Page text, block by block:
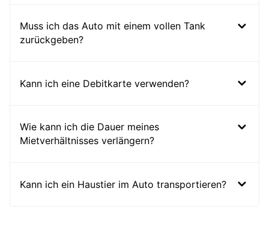
Muss ich das Auto mit einem vollen Tank
zurückgeben?
Kann ich eine Debitkarte verwenden?
Wie kann ich die Dauer meines
Mietverhältnisses verlängern?
Kann ich ein Haustier im Auto transportieren?